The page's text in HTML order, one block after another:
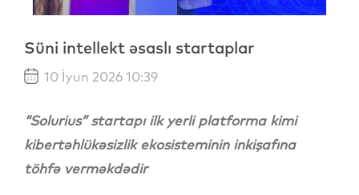
Süni intellekt əsaslı startaplar
10 İyun 2026 10:39
“Solurius” startapı ilk yerli platforma kimi
kibertəhlükəsizlik ekosisteminin inkişafına
töhfə verməkdədir